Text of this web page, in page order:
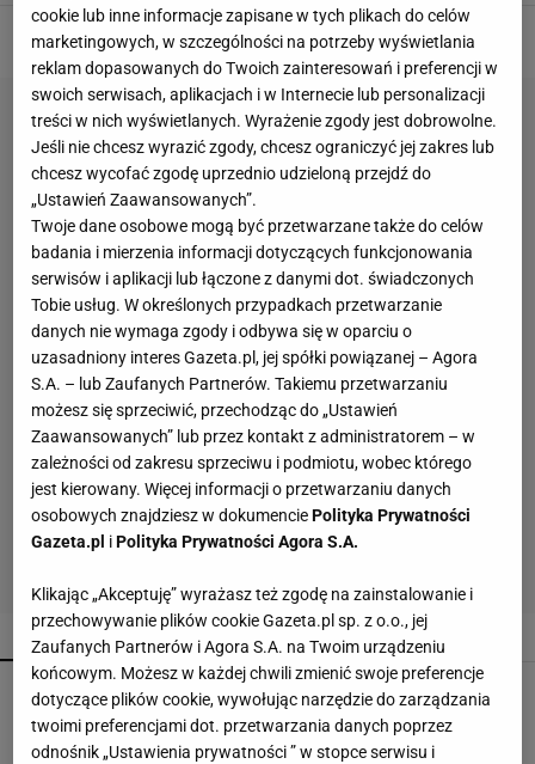
POPULARNE NAJNOWSZE
Malinowe baleriny to nowy trend na jesień 2026.
CCC ma je w niskiej cenie
cookie lub inne informacje zapisane w tych plikach do celów
marketingowych, w szczególności na potrzeby wyświetlania
reklam dopasowanych do Twoich zainteresowań i preferencji w
swoich serwisach, aplikacjach i w Internecie lub personalizacji
treści w nich wyświetlanych. Wyrażenie zgody jest dobrowolne.
Jeśli nie chcesz wyrazić zgody, chcesz ograniczyć jej zakres lub
chcesz wycofać zgodę uprzednio udzieloną przejdź do
„Ustawień Zaawansowanych”.
Twoje dane osobowe mogą być przetwarzane także do celów
badania i mierzenia informacji dotyczących funkcjonowania
serwisów i aplikacji lub łączone z danymi dot. świadczonych
Tobie usług. W określonych przypadkach przetwarzanie
danych nie wymaga zgody i odbywa się w oparciu o
uzasadniony interes Gazeta.pl, jej spółki powiązanej – Agora
S.A. – lub Zaufanych Partnerów. Takiemu przetwarzaniu
możesz się sprzeciwić, przechodząc do „Ustawień
Zaawansowanych” lub przez kontakt z administratorem – w
zależności od zakresu sprzeciwu i podmiotu, wobec którego
jest kierowany. Więcej informacji o przetwarzaniu danych
osobowych znajdziesz w dokumenciePolityka Prywatności
Gazeta.pl iPolityka Prywatności Agora S.A.
Klikając „Akceptuję” wyrażasz też zgodę na zainstalowanie i
przechowywanie plików cookie Gazeta.pl sp. z o.o., jej
Zaufanych Partnerów i Agora S.A. na Twoim urządzeniu
końcowym. Możesz w każdej chwili zmienić swoje preferencje
dotyczące plików cookie, wywołując narzędzie do zarządzania
twoimi preferencjami dot. przetwarzania danych poprzez
odnośnik „Ustawienia prywatności ” w stopce serwisu i